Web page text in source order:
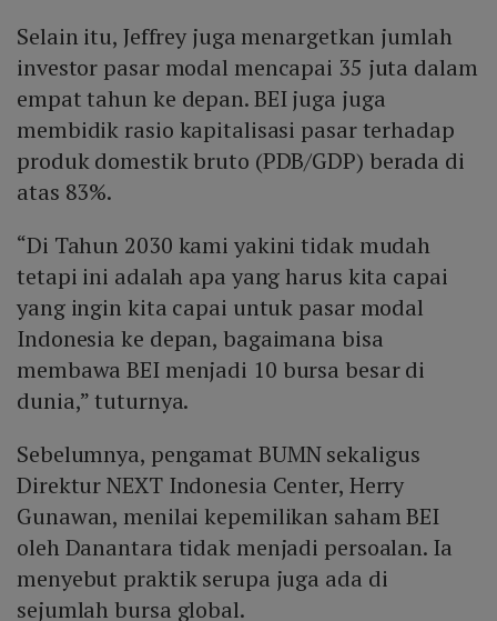
Selain itu, Jeffrey juga menargetkan jumlah
investor pasar modal mencapai 35 juta dalam
empat tahun ke depan. BEI juga juga
membidik rasio kapitalisasi pasar terhadap
produk domestik bruto (PDB/GDP) berada di
atas 83%.
“Di Tahun 2030 kami yakini tidak mudah
tetapi ini adalah apa yang harus kita capai
yang ingin kita capai untuk pasar modal
Indonesia ke depan, bagaimana bisa
membawa BEI menjadi 10 bursa besar di
dunia,” tuturnya.
Sebelumnya, pengamat BUMN sekaligus
Direktur NEXT Indonesia Center, Herry
Gunawan, menilai kepemilikan saham BEI
oleh Danantara tidak menjadi persoalan. Ia
menyebut praktik serupa juga ada di
sejumlah bursa global.